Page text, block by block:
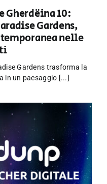
Gherdëina 10:
Gardens,
nelle
Gardens trasforma la
in un paesaggio [...]